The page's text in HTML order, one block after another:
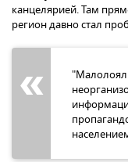
канцелярией. Там
регион давно стал